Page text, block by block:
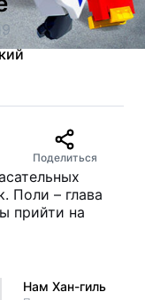
Поделиться
Поли – глава
прийти на
Нам Хан-гиль